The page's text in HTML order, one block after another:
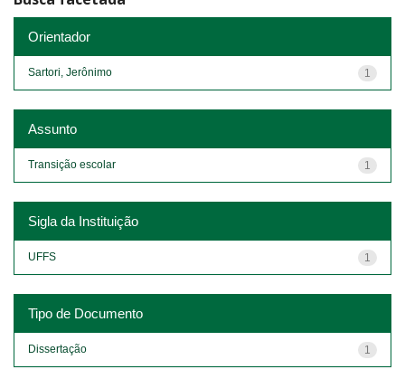
Orientador
1
Sartori, Jerônimo
Assunto
1
Transição escolar
Sigla da Instituição
1
UFFS
Tipo de Documento
1
Dissertação